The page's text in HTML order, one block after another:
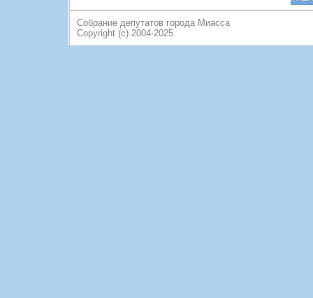
Собрание депутатов города Миасса
Copyright (c) 2004-2025